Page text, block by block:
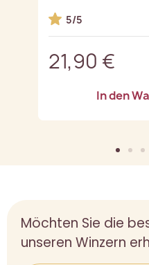
5/5
21,90 €
In den
Möchten Sie die
unseren Winzern